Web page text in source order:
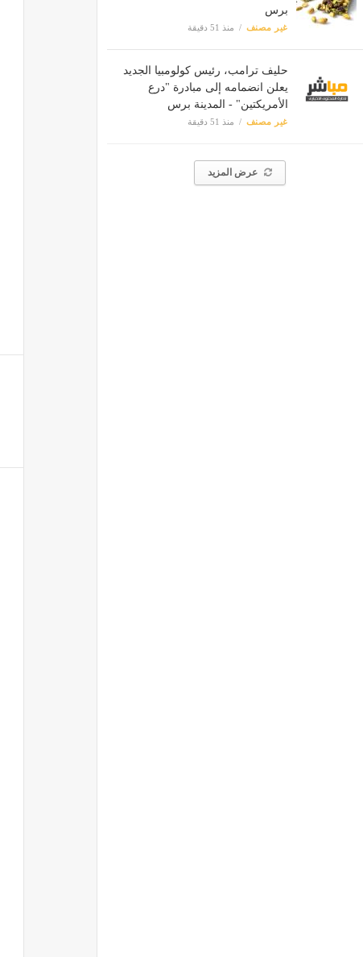
برس
غير مصنف منذ 51 دقيقة
حليف ترامب، رئيس كولومبيا الجديد
يعلن انضمامه إلى مبادرة "درع
الأمريكتين" - المدينة برس
غير مصنف منذ 51 دقيقة
عرض المزيد